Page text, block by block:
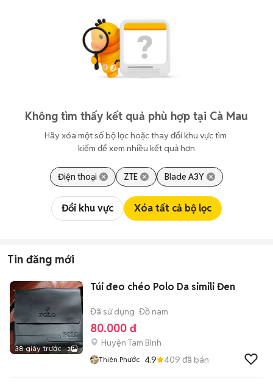
Không tìm thấy kết quả phù hợp tại Cà Mau
Hãy xóa một số bộ lọc hoặc thay đổi khu vực tìm
kiếm để xem nhiều kết quả hơn
Điện thoại ZTE Blade A3Y
Đổi khu vực Xóa tất cả bộ lọc
Tin đăng mới
38 giây trước 3
Túi đeo chéo Polo Da simili Đen
Đã sử dụng Đồ nam
80.000 đ
Huyện Tam Bình
Thiên Phước 4.9 409 đã bán